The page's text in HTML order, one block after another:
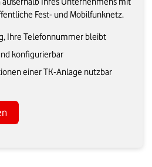
Fest- und Mobilfunknetz.
Ihre Telefonnummer bleibt
konfigurierbar
einer TK-Anlage nutzbar